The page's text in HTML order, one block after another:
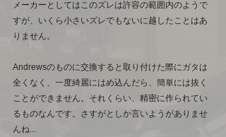
メーカーとしてはこのズレは許容の範囲内のようで
すが、いくら小さいズレでもないに越したことはあ
りません。
Andrewsのものに交換すると取り付けた際にガタは
全くなく、一度綺麗にはめ込んだら、簡単には抜く
ことができません。それくらい、精密に作られてい
るものなんです。さすがとしか言いようがありませ
んね...